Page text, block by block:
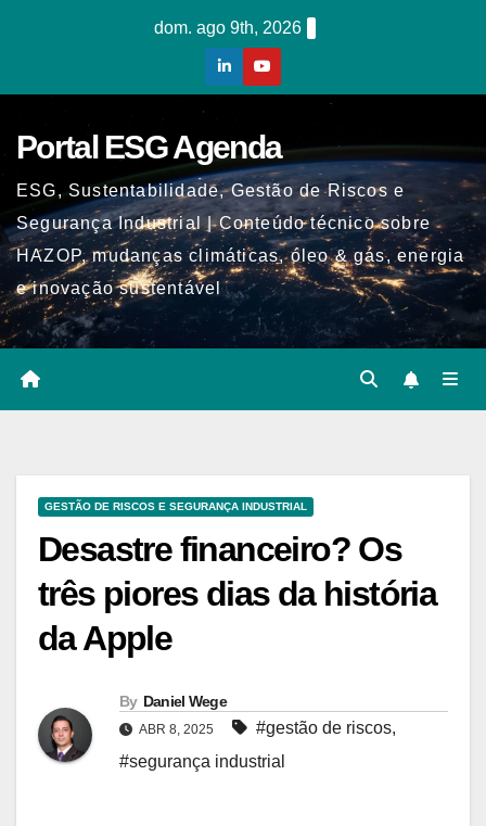
dom. ago 9th, 2026
Portal ESG Agenda
ESG, Sustentabilidade, Gestão de Riscos e
Segurança Industrial | Conteúdo técnico sobre
HAZOP, mudanças climáticas, óleo & gás, energia
e inovação sustentável
GESTÃO DE RISCOS E SEGURANÇA INDUSTRIAL
Desastre financeiro? Os
três piores dias da história
da Apple
By Daniel Wege
ABR 8, 2025 #gestão de riscos,
#segurança industrial